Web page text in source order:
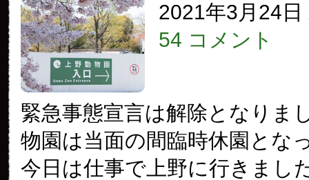
2021年3月24日
54 コメント
緊急事態宣言は解除となりま
物園は当面の間臨時休園とな
今日は仕事で上野に行きまし